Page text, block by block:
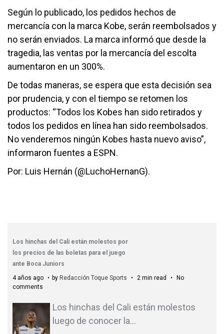
Según lo publicado, los pedidos hechos de
mercancía con la marca Kobe, serán reembolsados y
no serán enviados. La marca informó que desde la
tragedia, las ventas por la mercancía del escolta
aumentaron en un 300%.
De todas maneras, se espera que esta decisión sea
por prudencia, y con el tiempo se retomen los
productos: “Todos los Kobes han sido retirados y
todos los pedidos en línea han sido reembolsados.
No venderemos ningún Kobes hasta nuevo aviso”,
informaron fuentes a ESPN.
Por: Luis Hernán (@LuchoHernanG).
Los hinchas del Cali están molestos por
los precios de las boletas para el juego
ante Boca Juniors
4 años ago
by Redacción Toque Sports 2 min read
No
comments
Los hinchas del Cali están molestos
luego de conocer la…